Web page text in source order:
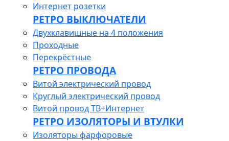
Интернет розетки
РЕТРО ВЫКЛЮЧАТЕЛИ
Двухклавишные на 4 положения
Проходные
Перекрёстные
РЕТРО ПРОВОДА
Витой электрический провод
Круглый электрический провод
Витой провод ТВ+Интернет
РЕТРО ИЗОЛЯТОРЫ И ВТУЛКИ
Изоляторы фарфоровые